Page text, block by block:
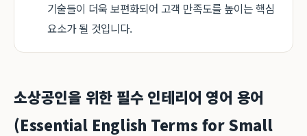
기술들이 더욱 보편화되어 고객 만족도를 높이는 핵심
요소가 될 것입니다.
소상공인을 위한 필수 인테리어 영어 용어
(Essential English Terms for Small